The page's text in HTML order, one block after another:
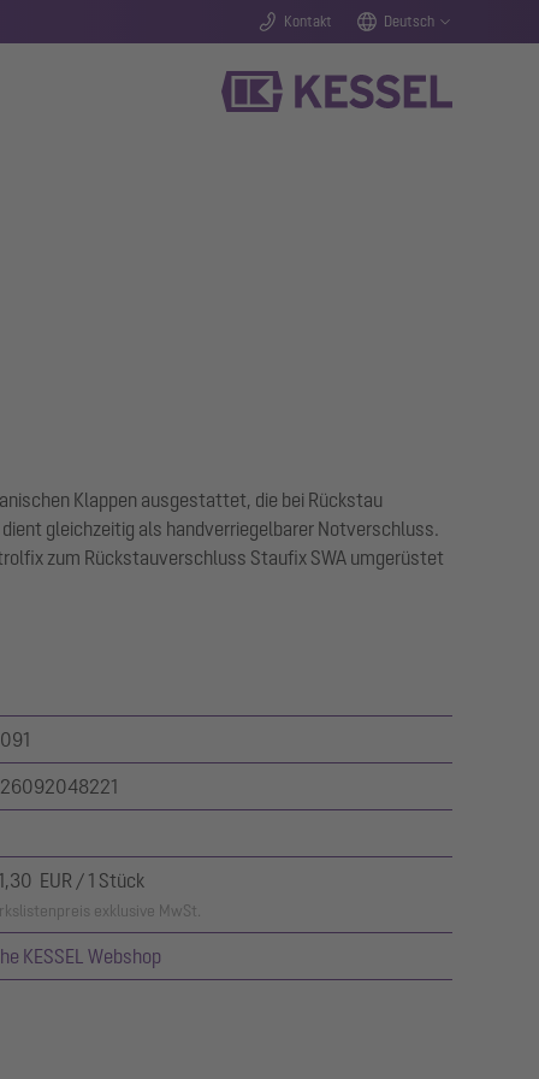
Kontakt Deutsch
Klappen ausgestattet, die bei Rückstau
gleichzeitig als handverriegelbarer Notverschluss.
zum Rückstauverschluss Staufix SWA umgerüstet
EUR / 1 Stück
exklusive MwSt.
KESSEL Webshop